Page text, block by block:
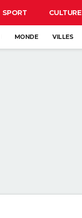
SPORT CULTURE
MONDE VILLES